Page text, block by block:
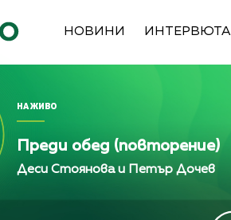
НОВИНИ ИНТЕРВЮТА
НА ЖИВО
Преди обед (повторение)
Деси Стоянова и Петър Дочев